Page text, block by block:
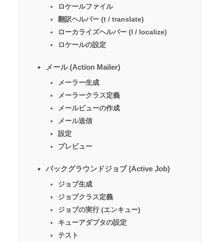
ロケールファイル
翻訳ヘルパー (t / translate)
ローカライズヘルパー (l / localize)
ロケールの設定
メール (Action Mailer)
メーラー生成
メーラークラス定義
メールビューの作成
メール送信
設定
プレビュー
バックグラウンドジョブ (Active Job)
ジョブ生成
ジョブクラス定義
ジョブの実行 (エンキュー)
キューアダプタの設定
テスト